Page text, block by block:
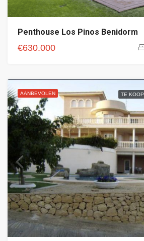
Penthouse Los Pinos Benidorm
€630.000
AANBEVOLEN TE KOOP